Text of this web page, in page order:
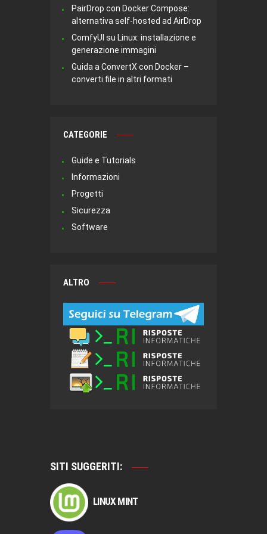
PairDrop con Docker Compose:
alternativa self-hosted ad AirDrop
ComfyUI su Linux: installazione e
generazione immagini
Guida a ConvertX con Docker –
converti file in altri formati
CATEGORIE
Guide e Tutorials
Informazioni
Progetti
Sicurezza
Software
ALTRO
SITI SUGGERITI:
LINUX MINT